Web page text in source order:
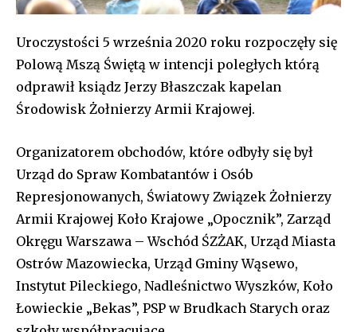
Uroczystości 5 września 2020 roku rozpoczęły się
Polową Mszą Świętą w intencji poległych którą
odprawił ksiądz Jerzy Błaszczak kapelan
Środowisk Żołnierzy Armii Krajowej.
Organizatorem obchodów, które odbyły się był
Urząd do Spraw Kombatantów i Osób
Represjonowanych, Światowy Związek Żołnierzy
Armii Krajowej Koło Krajowe „Opocznik”, Zarząd
Okręgu Warszawa – Wschód ŚZŻAK, Urząd Miasta
Ostrów Mazowiecka, Urząd Gminy Wąsewo,
Instytut Pileckiego, Nadleśnictwo Wyszków, Koło
Łowieckie „Bekas”, PSP w Brudkach Starych oraz